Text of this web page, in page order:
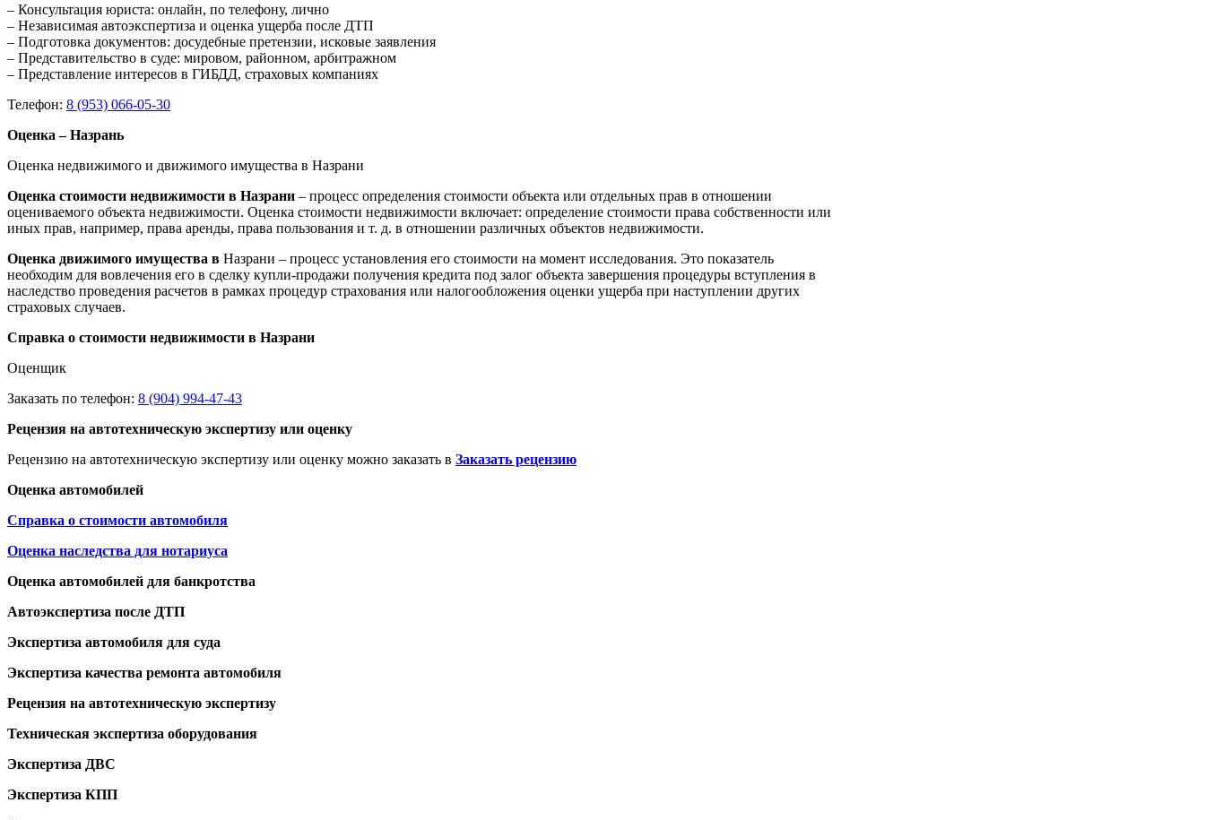
– Консультация юриста: онлайн, по телефону, лично
– Независимая автоэкспертиза и оценка ущерба после ДТП
– Подготовка документов: досудебные претензии, исковые заявления
– Представительство в суде: мировом, районном, арбитражном
– Представление интересов в ГИБДД, страховых компаниях
Телефон: 8 (953) 066-05-30
Оценка – Назрань
Оценка недвижимого и движимого имущества в Назрани
Оценка стоимости недвижимости в Назрани – процесс определения стоимости объекта или отдельных прав в отношении
оцениваемого объекта недвижимости. Оценка стоимости недвижимости включает: определение стоимости права собственности или
иных прав, например, права аренды, права пользования и т. д. в отношении различных объектов недвижимости.
Оценка движимого имущества в Назрани – процесс установления его стоимости на момент исследования. Это показатель
необходим для вовлечения его в сделку купли-продажи получения кредита под залог объекта завершения процедуры вступления в
наследство проведения расчетов в рамках процедур страхования или налогообложения оценки ущерба при наступлении других
страховых случаев.
Справка о стоимости недвижимости в Назрани
Оценщик
Заказать по телефон: 8 (904) 994-47-43
Рецензия на автотехническую экспертизу или оценку
Рецензию на автотехническую экспертизу или оценку можно заказать в Заказать рецензию
Оценка автомобилей
Справка о стоимости автомобиля
Оценка наследства для нотариуса
Оценка автомобилей для банкротства
Автоэкспертиза после ДТП
Экспертиза автомобиля для суда
Экспертиза качества ремонта автомобиля
Рецензия на автотехническую экспертизу
Техническая экспертиза оборудования
Экспертиза ДВС
Экспертиза КПП